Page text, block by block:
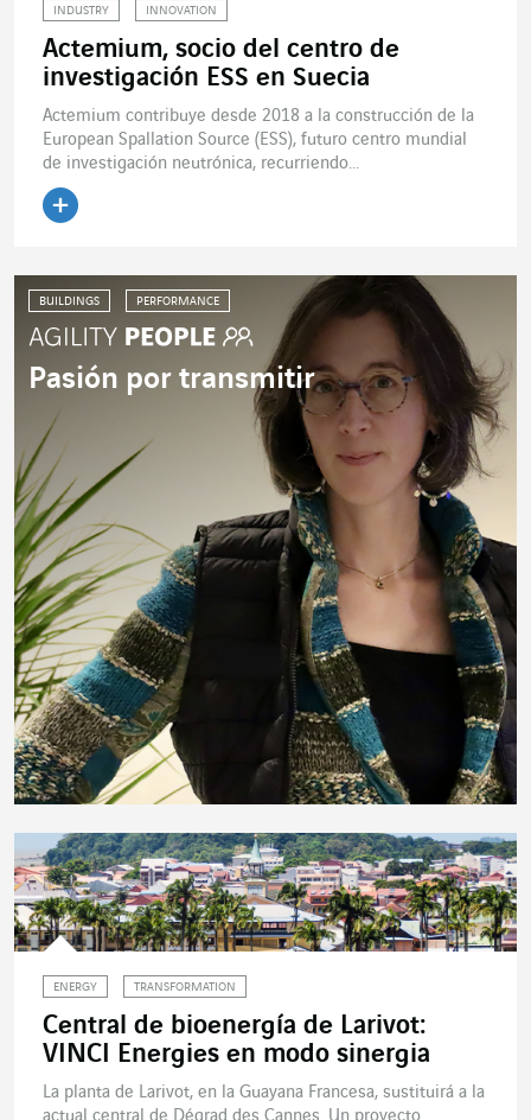
INDUSTRY INNOVATION
Actemium, socio del centro de
investigación ESS en Suecia
Actemium contribuye desde 2018 a la construcción de la
European Spallation Source (ESS), futuro centro mundial
de investigación neutrónica, recurriendo...
BUILDINGS PERFORMANCE
Pasión por transmitir
ENERGY TRANSFORMATION
Central de bioenergía de Larivot:
VINCI Energies en modo sinergia
La planta de Larivot, en la Guayana Francesa, sustituirá a la
actual central de Dégrad des Cannes. Un proyecto